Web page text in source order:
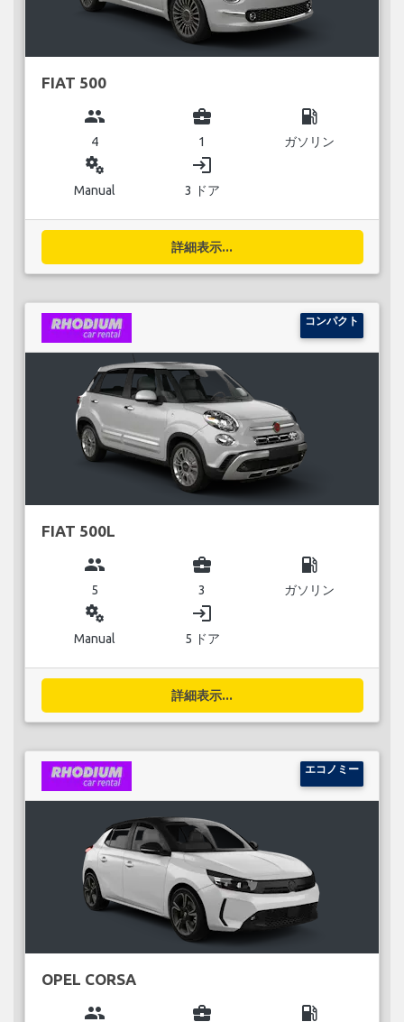
FIAT 500
group
4
business_center
1
local_gas_station
ガソリン
miscellaneous_services
Manual
login
3 ドア
詳細表示...
コンパクト
FIAT 500L
group
5
business_center
3
local_gas_station
ガソリン
miscellaneous_services
Manual
login
5 ドア
詳細表示...
エコノミー
OPEL CORSA
group business_center local_gas_station